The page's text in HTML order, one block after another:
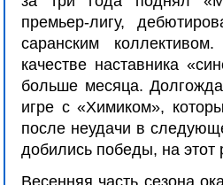
премьер-лигу,
саранским
качестве наставника
больше месяца.
игре с «Химиком»,
после неудачи в
добились победы, на
Весенняя часть сезона